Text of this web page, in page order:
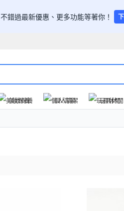
不錯過最新優惠、更多功能等著你！
美妝保養 個人清潔 玩具休閒